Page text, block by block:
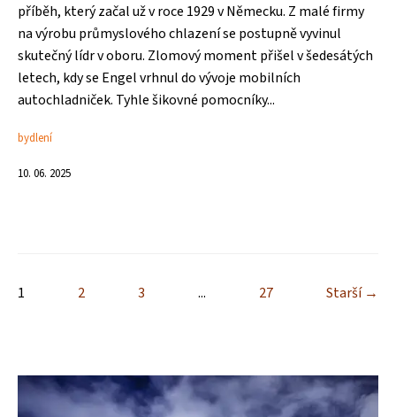
příběh, který začal už v roce 1929 v Německu. Z malé firmy
na výrobu průmyslového chlazení se postupně vyvinul
skutečný lídr v oboru. Zlomový moment přišel v šedesátých
letech, kdy se Engel vrhnul do vývoje mobilních
autochladniček. Tyhle šikovné pomocníky...
bydlení
10. 06. 2025
1 2 3 ... 27 Starší →